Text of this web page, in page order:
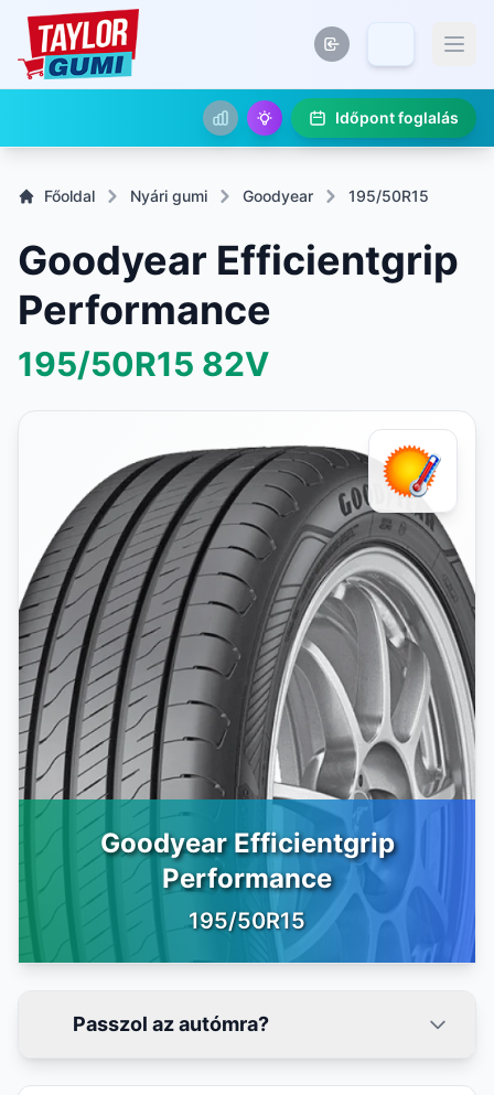
Időpont foglalás
Főoldal Nyári gumi Goodyear 195/50R15
Goodyear Efficientgrip
Performance
195/50R15 82V
Goodyear Efficientgrip
Performance
195/50R15
Passzol az autómra?